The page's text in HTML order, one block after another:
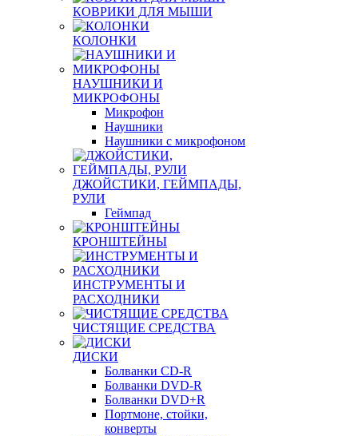
КОВРИКИ ДЛЯ МЫШИ
КОЛОНКИ
НАУШНИКИ И
МИКРОФОНЫ
Микрофон
Наушники
Наушники с микрофоном
ДЖОЙСТИКИ, ГЕЙМПАДЫ,
РУЛИ
Геймпад
КРОНШТЕЙНЫ
ИНСТРУМЕНТЫ И
РАСХОДНИКИ
ЧИСТЯЩИЕ СРЕДСТВА
ДИСКИ
Болванки CD-R
Болванки DVD-R
Болванки DVD+R
Портмоне, стойки,
конверты